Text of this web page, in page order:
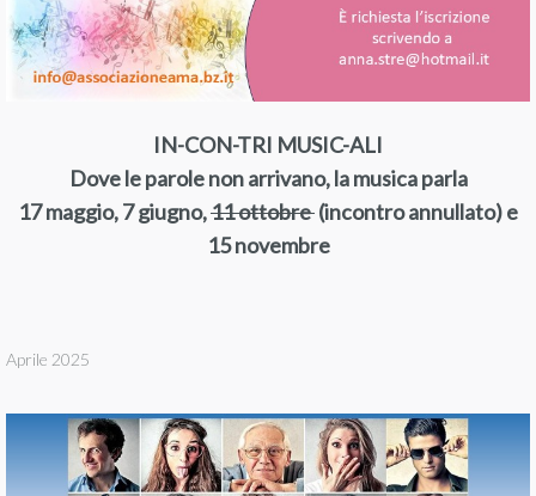
IN-CON-TRI MUSIC-ALI
Dove le parole non arrivano, la musica parla
17 maggio, 7 giugno,11 ottobre(incontro annullato) e
15 novembre
Aprile 2025